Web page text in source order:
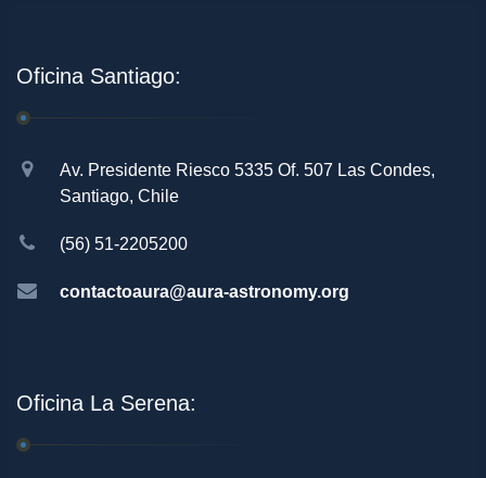
Oficina Santiago:
Av. Presidente Riesco 5335 Of. 507 Las Condes,
Santiago, Chile
(56) 51-2205200
contactoaura@aura-astronomy.org
Oficina La Serena: